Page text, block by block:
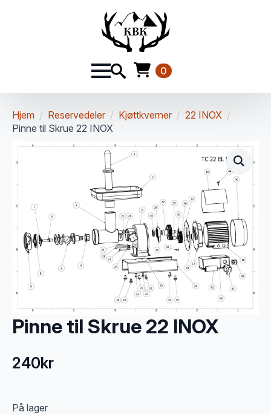
0
Hjem Reservedeler Kjøttkverner
22 INOX
Pinne til Skrue 22 INOX
Pinne til Skrue 22 INOX
240kr
På lager